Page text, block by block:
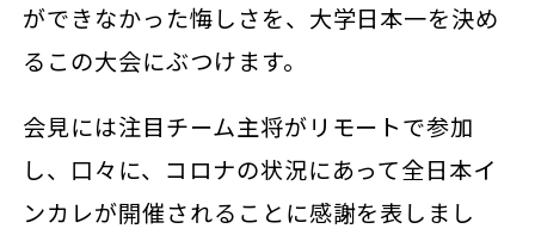
ができなかった悔しさを、大学日本一を決め
るこの大会にぶつけます。
会見には注目チーム主将がリモートで参加
し、口々に、コロナの状況にあって全日本イ
ンカレが開催されることに感謝を表しまし